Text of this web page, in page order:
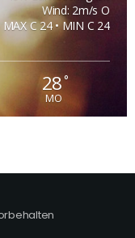
Wind: 2m/s O
MAX C 24 • MIN C 24
28°
MO